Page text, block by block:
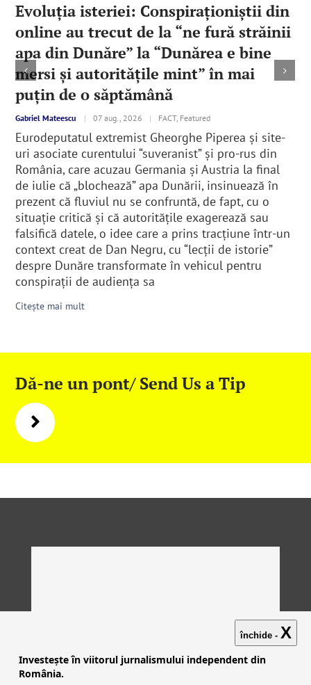
Evoluția isteriei: Conspiraționiștii din
online au trecut de la “ne fură străinii
apa din Dunăre” la “Dunărea e bine
mersi și autoritățile mint” în mai
puțin de o săptămână
Gabriel Mateescu | 07 aug., 2026 | FACT, Featured
Eurodeputatul extremist Gheorghe Piperea și site-
uri asociate curentului “suveranist” și pro-rus din
România, care acuzau Germania și Austria la final
de iulie că „blochează” apa Dunării, insinuează în
prezent că fluviul nu se confruntă, de fapt, cu o
situație critică și că autoritățile exagerează sau
falsifică datele, o idee care a prins tracțiune într-un
context creat de Dan Negru, cu “lecții de istorie”
despre Dunăre transformate în vehicul pentru
conspirații de audiența sa
Citește mai mult
Dă-ne un pont/ Send Us a Tip
închide - X
Investește în viitorul jurnalismului independent din
România.